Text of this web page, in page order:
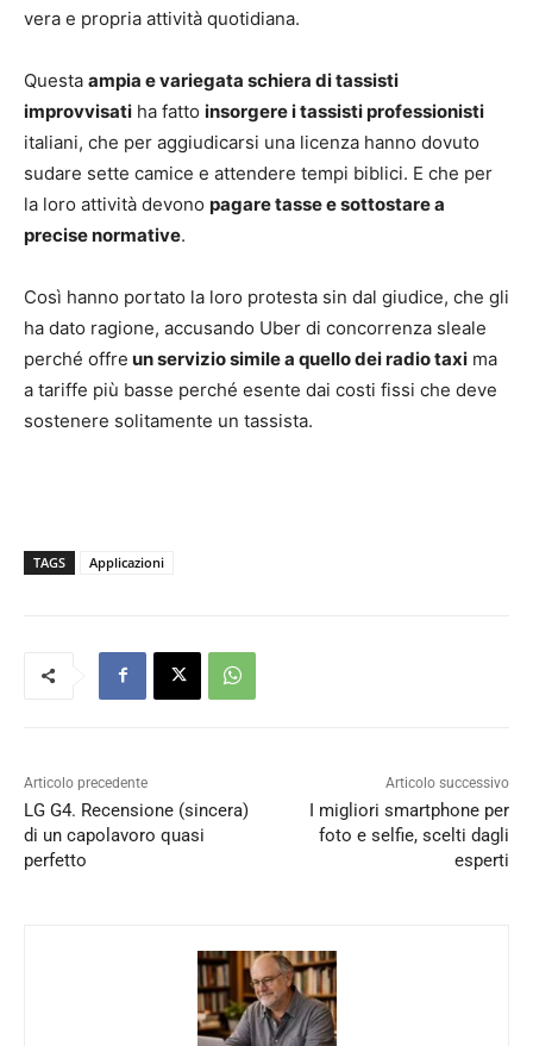
vera e propria attività quotidiana.
Questa ampia e variegata schiera di tassisti
improvvisati ha fatto insorgere i tassisti professionisti
italiani, che per aggiudicarsi una licenza hanno dovuto
sudare sette camice e attendere tempi biblici. E che per
la loro attività devono pagare tasse e sottostare a
precise normative.
Così hanno portato la loro protesta sin dal giudice, che gli
ha dato ragione, accusando Uber di concorrenza sleale
perché offre un servizio simile a quello dei radio taxi ma
a tariffe più basse perché esente dai costi fissi che deve
sostenere solitamente un tassista.
TAGS Applicazioni
Articolo precedente
LG G4. Recensione (sincera)
di un capolavoro quasi
perfetto
Articolo successivo
I migliori smartphone per
foto e selfie, scelti dagli
esperti